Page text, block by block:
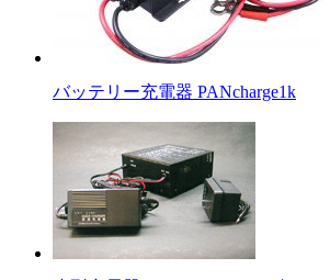
バッテリー充電器 PANcharge1k